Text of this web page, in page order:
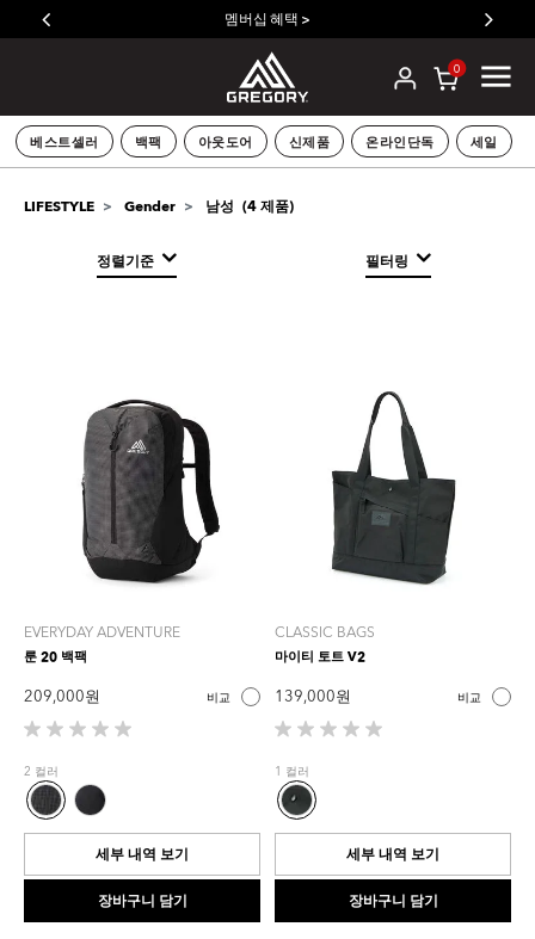
멤버십 혜택 >
0
베스트셀러 백팩 아웃도어 신제품 온라인단독 세일
LIFESTYLE Gender 남성 (4제품)
정렬기준 필터링
EVERYDAY ADVENTURE
룬 20 백팩
209,000 원 비교
별
5
개
중
0.0
입
다.
2 컬러
세부 내역 보기
장바구니 담기
CLASSIC BAGS
마이티 토트 V2
139,000 원 비교
별
5
개
중
0.0
입
다.
1 컬러
세부 내역 보기
장바구니 담기